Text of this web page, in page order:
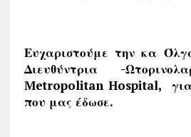
Ευχαριστούμε την κα
Διευθύντρια -
Metropolitan Hospital,
που μας έδωσε.